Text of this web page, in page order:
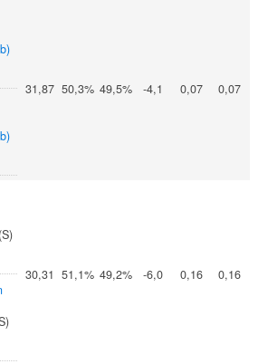
31,87 50,3% 49,5% -4,1 0,07 0,07
(S)
30,31 51,1% 49,2% -6,0 0,16 0,16